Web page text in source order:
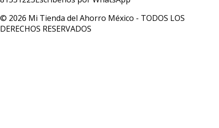
© 2026 Mi Tienda del Ahorro México - TODOS LOS
DERECHOS RESERVADOS